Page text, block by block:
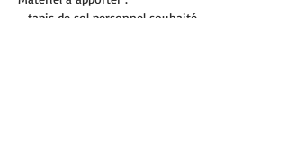
- tapis de sol personnel souhaité